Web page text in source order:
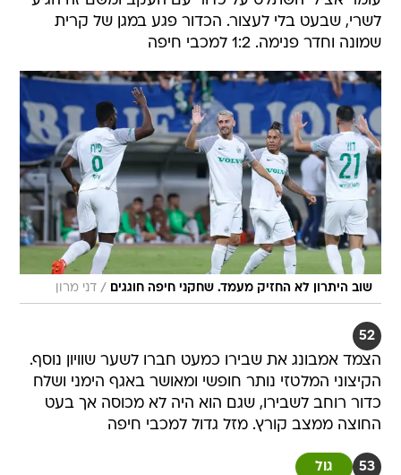
לשרי, שבעט בלי לעצור. הכדור פגע במגן של קרית
שמונה וחדר פנימה. 1:2 למכבי חיפה
שוב היתרון לא החזיק מעמד. שחקני חיפה חוגגים / דני מרון
52
הצמד אמבונג את שבירו כמעט חברו לשער שוויון נוסף.
הקיצוני המלטזי נותר חופשי ומאושר באגף הימני ושלח
כדור רוחב לשבירו, שגם הוא היה לא מכוסה אך בעט
החוצה ממצב קורץ. מזל גדול למכבי חיפה
53 גול